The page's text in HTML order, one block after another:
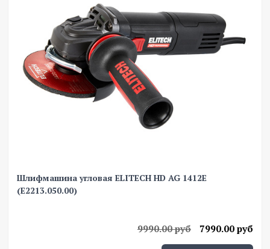
Шлифмашина угловая ELITECH HD AG 1412E
(E2213.050.00)
7990.00 руб
9990.00 руб